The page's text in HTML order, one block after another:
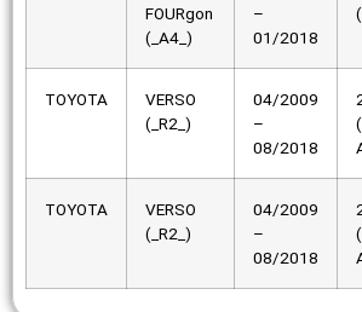
FOURgon
(_A4_)
–
01/2018
TOYOTA
VERSO
(_R2_)
04/2009
–
08/2018
TOYOTA
VERSO
(_R2_)
04/2009
–
08/2018